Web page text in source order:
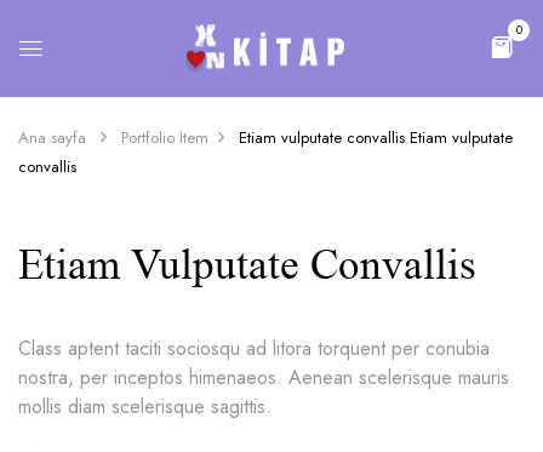
0
Ana sayfa Portfolio Item Etiam vulputate convallis Etiam vulputate
convallis
Etiam Vulputate Convallis
Class aptent taciti sociosqu ad litora torquent per conubia
nostra, per inceptos himenaeos. Aenean scelerisque mauris
mollis diam scelerisque sagittis.